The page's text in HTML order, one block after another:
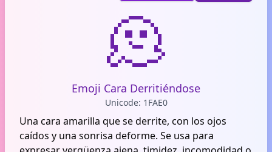
🫠
Emoji Cara Derritiéndose
Unicode: 1FAE0
Una cara amarilla que se derrite, con los ojos
caídos y una sonrisa deforme. Se usa para